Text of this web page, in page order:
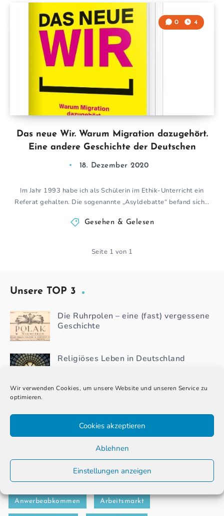
Wir verwenden Cookies, um unsere Website und unseren Service zu
optimieren.
Cookies akzeptieren
Ablehnen
Einstellungen anzeigen
Das neue Wir. Warum Migration dazugehört.
Eine andere Geschichte der Deutschen
0 4
18. Dezember 2020
Im Jahr 1993 habe ich als Schülerin im Ethik-Unterricht ein
Referat gehalten. Die sogenannte „Asyldebatte“ befand sich…
Gesehen & Gelesen
Seite 1 von 1
Unsere TOP 3
Die Ruhrpolen – eine (fast) vergessene
Geschichte
Religiöses Leben in Deutschland
Deutschen Bundestag
89/90 afrodeutsch Antisemitismus
Anwerbeabkommen Arbeitsmarkt